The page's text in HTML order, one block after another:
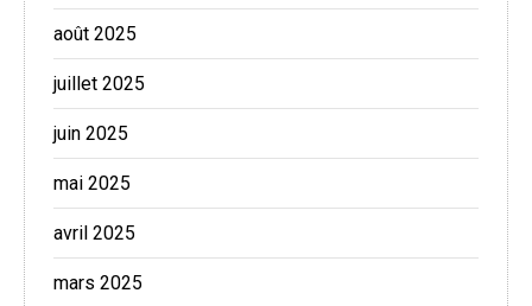
août 2025
juillet 2025
juin 2025
mai 2025
avril 2025
mars 2025